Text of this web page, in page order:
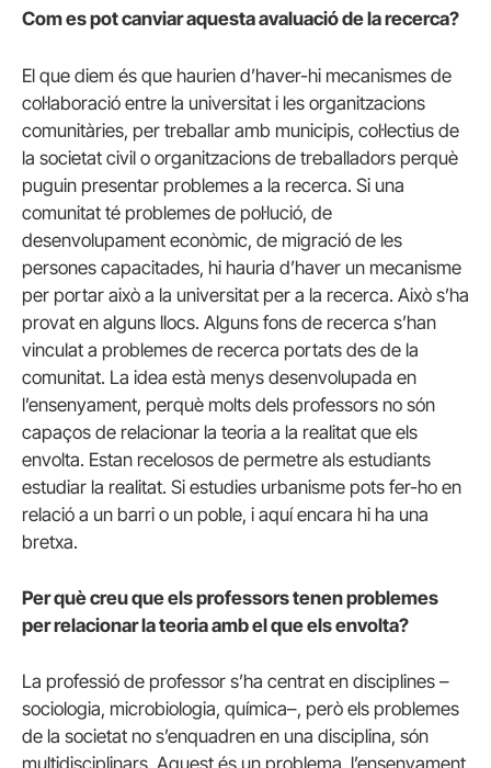
Com es pot canviar aquesta avaluació de la recerca?
El que diem és que haurien d’haver-hi mecanismes de
col·laboració entre la universitat i les organitzacions
comunitàries, per treballar amb municipis, col·lectius de
la societat civil o organitzacions de treballadors perquè
puguin presentar problemes a la recerca. Si una
comunitat té problemes de pol·lució, de
desenvolupament econòmic, de migració de les
persones capacitades, hi hauria d’haver un mecanisme
per portar això a la universitat per a la recerca. Això s’ha
provat en alguns llocs. Alguns fons de recerca s’han
vinculat a problemes de recerca portats des de la
comunitat. La idea està menys desenvolupada en
l’ensenyament, perquè molts dels professors no són
capaços de relacionar la teoria a la realitat que els
envolta. Estan recelosos de permetre als estudiants
estudiar la realitat. Si estudies urbanisme pots fer-ho en
relació a un barri o un poble, i aquí encara hi ha una
bretxa.
Per què creu que els professors tenen problemes
per relacionar la teoria amb el que els envolta?
La professió de professor s’ha centrat en disciplines –
sociologia, microbiologia, química–, però els problemes
de la societat no s’enquadren en una disciplina, són
multidisciplinars. Aquest és un problema, l’ensenyament